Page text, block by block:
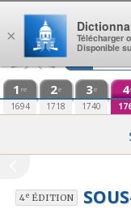
Aller au contenu
1 re
1694
2e
1718
3e
1740
4
4eÉDITION
×
Télécharger
Disponible